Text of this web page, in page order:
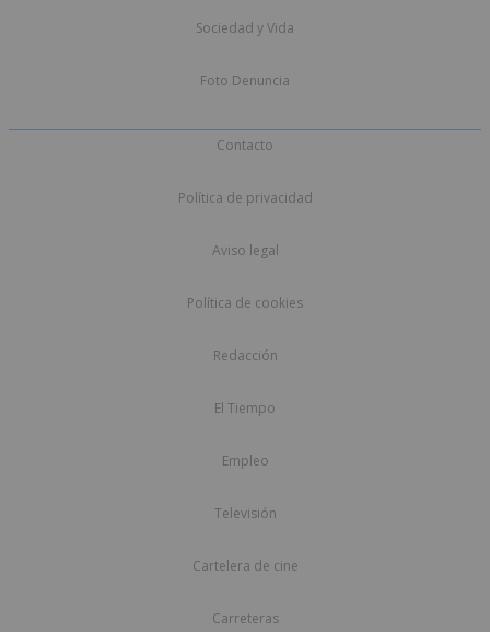
Sociedad y Vida
Foto Denuncia
Contacto
Política de privacidad
Aviso legal
Política de cookies
Redacción
El Tiempo
Empleo
Televisión
Cartelera de cine
Carreteras